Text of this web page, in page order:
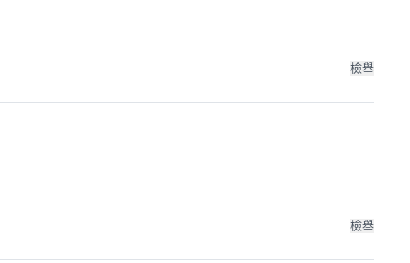
檢舉
檢舉